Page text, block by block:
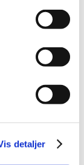
detaljer